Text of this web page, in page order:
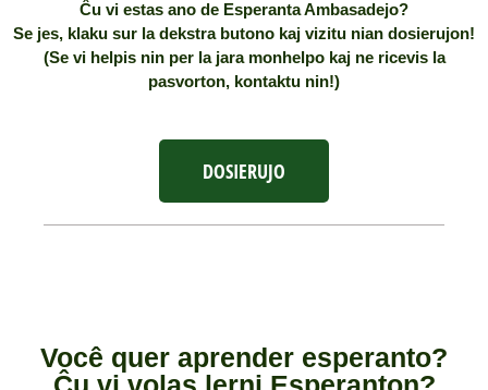
Ĉu vi estas ano de Esperanta Ambasadejo?
Se jes, klaku sur la dekstra butono kaj vizitu nian dosierujon!
(Se vi helpis nin per la jara monhelpo kaj ne ricevis la
pasvorton, kontaktu nin!)
DOSIERUJO
Você quer aprender esperanto?